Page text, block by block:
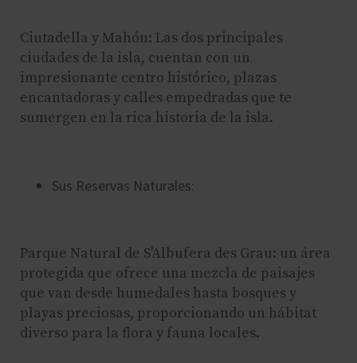
Ciutadella y Mahón: Las dos principales
ciudades de la isla, cuentan con un
impresionante centro histórico, plazas
encantadoras y calles empedradas que te
sumergen en la rica historia de la isla.
Sus Reservas Naturales:
Parque Natural de S'Albufera des Grau: un área
protegida que ofrece una mezcla de paisajes
que van desde humedales hasta bosques y
playas preciosas, proporcionando un hábitat
diverso para la flora y fauna locales.